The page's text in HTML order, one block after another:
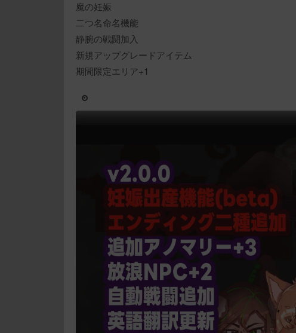
魔の妊娠
二つ名命名機能
静腕の戦闘加入
新規アップグレードアイテム
期間限定エリア+1